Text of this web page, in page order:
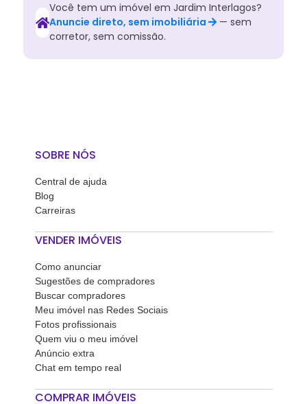
Você tem um imóvel em Jardim Interlagos?
Anuncie direto, sem imobiliária
— sem
corretor, sem comissão.
SOBRE NÓS
Central de ajuda
Blog
Carreiras
VENDER IMÓVEIS
Como anunciar
Sugestões de compradores
Buscar compradores
Meu imóvel nas Redes Sociais
Fotos profissionais
Quem viu o meu imóvel
Anúncio extra
Chat em tempo real
COMPRAR IMÓVEIS